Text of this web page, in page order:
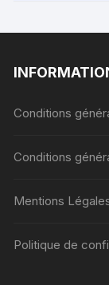
Conditions
Conditions
Mentions
Politique de